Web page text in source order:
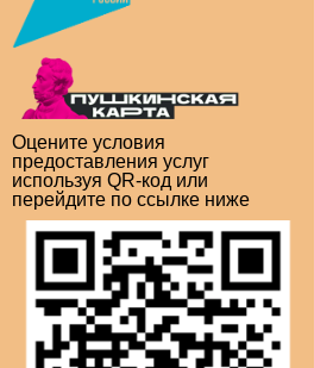
Оцените условия
предоставления услуг
используя QR-код или
перейдите по ссылке ниже